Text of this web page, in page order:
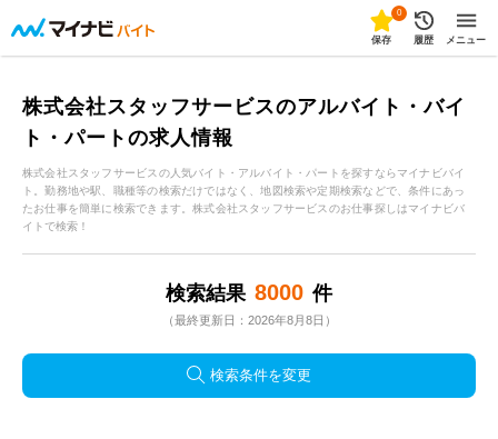
0
保存 履歴 メニュー
株式会社スタッフサービスのアルバイト・バイ
ト・パートの求人情報
株式会社スタッフサービスの人気バイト・アルバイト・パートを探すならマイナビバイ
ト。勤務地や駅、職種等の検索だけではなく、地図検索や定期検索などで、条件にあっ
たお仕事を簡単に検索できます。株式会社スタッフサービスのお仕事探しはマイナビバ
イトで検索！
検索結果 8000 件
（最終更新日：2026年8月8日）
検索条件を変更